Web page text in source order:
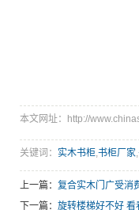
本文网址：http://
关键词： 实木书柜,书柜厂家,
上一篇： 复合实木门广受消
下一篇： 旋转楼梯好不好 看